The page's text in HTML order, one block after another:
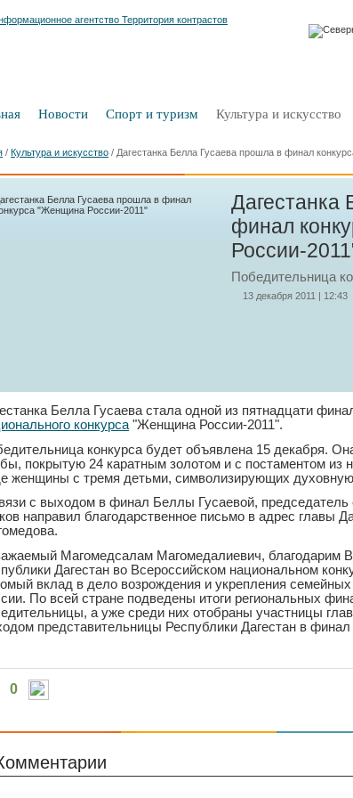
Новости Спорт и туризм Культура и искусство
/ Культура и искусство / Дагестанка Белла Гусаева прошла в финал
Дагестанка
финал
России-
Победительница
13 декабря 2011 | 12:43
Белла Гусаева стала одной из пятнадцати
конкурса "Женщина России-2011".
конкурса будет объявлена 15 декабря.
покрытую 24 каратным золотом и с постаментом из
женщины с тремя детьми, символизирующих духовную
с выходом в финал Беллы Гусаевой, председатель
направил благодарственное письмо в адрес главы
Магомедсалам Магомедалиевич, благодарим
Дагестан во Всероссийском национальном
вклад в дело возрождения и укрепления
По всей стране подведены итоги региональных
а уже среди них отобраны участницы
представительницы Республики Дагестан в финал
0